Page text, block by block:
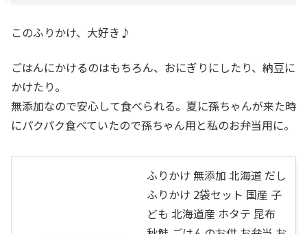
このふりかけ、大好き♪
ごはんにかけるのはもちろん、おにぎりにしたり、納豆に
かけたり。
無添加なので安心して食べられる。夏に孫ちゃんが来た時
にパクパク食べていたので孫ちゃん用と私のお弁当用に。
ふりかけ 無添加 北海道 だし
ふりかけ 2袋セット 国産 子
ども 北海道産 ホタテ 昆布